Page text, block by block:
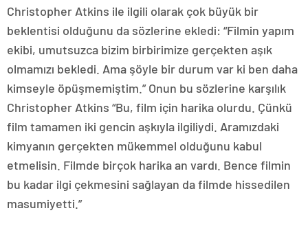
Christopher Atkins ile ilgili olarak çok büyük bir
beklentisi olduğunu da sözlerine ekledi: “Filmin yapım
ekibi, umutsuzca bizim birbirimize gerçekten aşık
olmamızı bekledi. Ama şöyle bir durum var ki ben daha
kimseyle öpüşmemiştim.” Onun bu sözlerine karşılık
Christopher Atkins “Bu, film için harika olurdu. Çünkü
film tamamen iki gencin aşkıyla ilgiliydi. Aramızdaki
kimyanın gerçekten mükemmel olduğunu kabul
etmelisin. Filmde birçok harika an vardı. Bence filmin
bu kadar ilgi çekmesini sağlayan da filmde hissedilen
masumiyetti.”